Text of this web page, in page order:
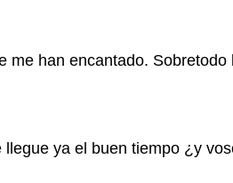
han encantado.
ya el buen tiempo ¿y